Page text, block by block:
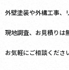
外壁塗装や外構工事、
現地調査、お見積りは
お気軽にご相談くださ